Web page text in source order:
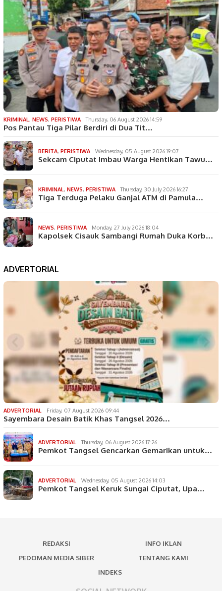
KRIMINAL, NEWS, PERISTIWA Thursday, 06 August 2026 14:59
Pos Pantau Tiga Pilar Berdiri di Dua Tit…
BERITA, PERISTIWA Wednesday, 05 August 2026 19:07
Sekcam Ciputat Imbau Warga Hentikan Tawu…
KRIMINAL, NEWS, PERISTIWA Thursday, 30 July 2026 16:27
Tiga Terduga Pelaku Ganjal ATM di Pamula…
NEWS, PERISTIWA Monday, 27 July 2026 18:04
Kapolsek Cisauk Sambangi Rumah Duka Korb…
ADVERTORIAL
ADVERTORIAL Friday, 07 August 2026 09:44
Sayembara Desain Batik Khas Tangsel 2026…
ADVERTORIAL Thursday, 06 August 2026 17:26
Pemkot Tangsel Gencarkan Gemarikan untuk…
ADVERTORIAL Wednesday, 05 August 2026 14:03
Pemkot Tangsel Keruk Sungai Ciputat, Upa…
REDAKSI
INFO IKLAN
PEDOMAN MEDIA SIBER
TENTANG KAMI
INDEKS